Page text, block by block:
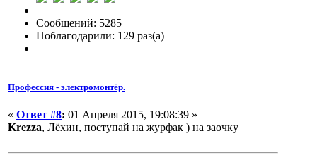
Сообщений: 5285
Поблагодарили: 129 раз(а)
Профессия - электромонтёр.
« Ответ #8: 01 Апреля 2015, 19:08:39 »
Krezza, Лёхин, поступай на журфак ) на заочку